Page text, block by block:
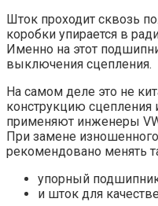
Шток проходит сквозь
коробки упирается в
Именно на этот
выключения сцепления.
На самом деле это не
конструкцию сцепления
применяют инженеры
При замене
рекомендовано менять
упорный
и шток для